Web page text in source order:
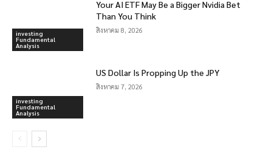
investing
Fundamental
Analysis
Your AI ETF May Be a Bigger Nvidia Bet
Than You Think
สิงหาคม 8, 2026
investing
Fundamental
Analysis
US Dollar Is Propping Up the JPY
สิงหาคม 7, 2026